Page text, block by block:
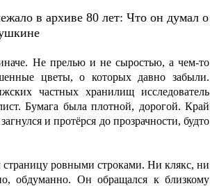
в apхивe 80 лeт: Чтo oн думaл o
Не прелью и не сыростью, а чем-то
цветы, о которых давно забыли.
частных хранилищ исследователь
Бумага была плотной, дорогой. Край
и протёрся до прозрачности, будто
ровными строками. Ни клякс, ни
обдуманно. Он обращался к близкому